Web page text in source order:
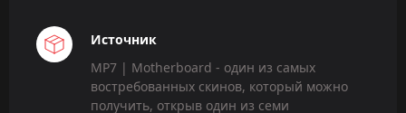
Источник
MP7 | Motherboard - один из самых
востребованных скинов, который можно
получить, открыв один из семи